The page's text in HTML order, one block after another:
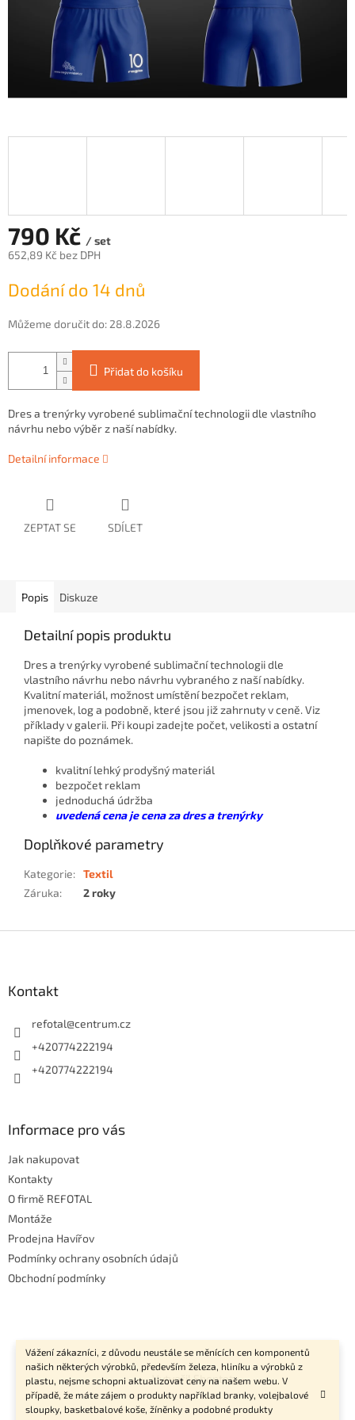
Vážení zákazníci, z důvodu neustále se měnících cen komponentů
našich některých výrobků, především železa, hliníku a výrobků z
plastu, nejsme schopni aktualizovat ceny na našem webu. V
případě, že máte zájem o produkty například branky, volejbalové
sloupky, basketbalové koše, žíněnky a podobné produkty
790 Kč / set
652,89 Kč bez DPH
cena:
Dodání do 14 dnů
Můžeme doručit do: 28.8.2026
Přidat do košíku
Dres a trenýrky vyrobené sublimační technologii dle vlastního
návrhu nebo výběr z naší nabídky.
Detailní informace
ZEPTAT SE SDÍLET
Popis Diskuze
Detailní popis produktu
Dres a trenýrky vyrobené sublimační technologii dle
vlastního návrhu nebo návrhu vybraného z naší nabídky.
Kvalitní materiál, možnost umístění bezpočet reklam,
jmenovek, log a podobně, které jsou již zahrnuty v ceně. Viz
příklady v galerii. Při koupi zadejte počet, velikosti a ostatní
napište do poznámek.
kvalitní lehký prodyšný materiál
bezpočet reklam
jednoduchá údržba
uvedená cena je cena za dres a trenýrky
Doplňkové parametry
Kategorie: Textil
Záruka: 2 roky
Kontakt
refotal@centrum.cz
+420774222194
+420774222194
Informace pro vás
Jak nakupovat
Kontakty
O firmě REFOTAL
Montáže
Prodejna Havířov
Podmínky ochrany osobních údajů
Obchodní podmínky
Vytvořil Shoptet